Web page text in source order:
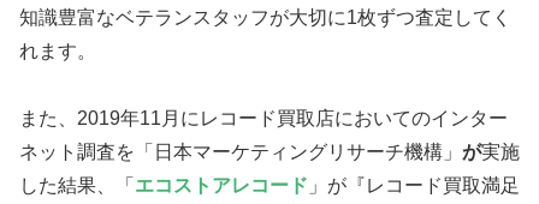
知識豊富なベテランスタッフが大切に1枚ずつ査定してく
れます。
また、2019年11月にレコード買取店においてのインター
ネット調査を「日本マーケティングリサーチ機構」 が実施
した結果、「 エコストアレコード 」が『レコード買取満足